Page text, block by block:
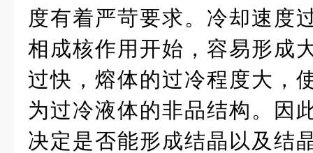
度有着严苛要求。冷却速度
相成核作用开始，容易形成
过快，熔体的过冷程度大，
为过冷液体的非品结构。因
决定是否能形成结晶以及结